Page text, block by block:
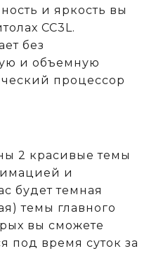
и яркость вы
CC3L.
без
и объемную
процессор
2 красивые темы
и
будет темная
темы главного
вы сможете
под время суток за